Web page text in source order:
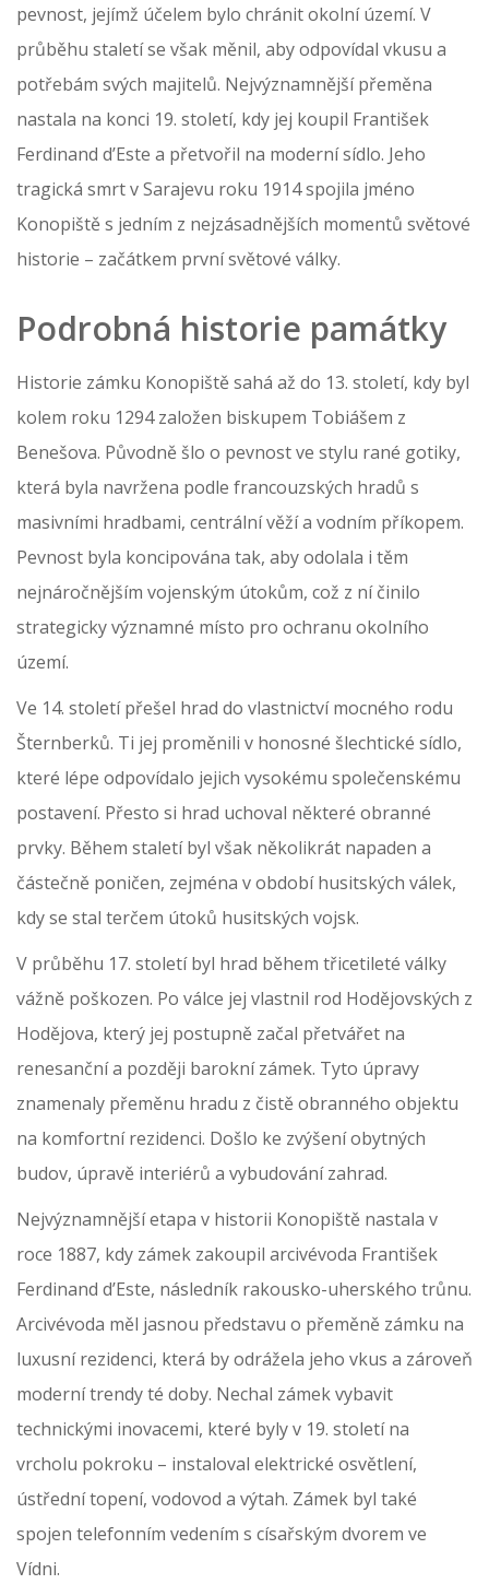
pevnost, jejímž účelem bylo chránit okolní území. V
průběhu staletí se však měnil, aby odpovídal vkusu a
potřebám svých majitelů. Nejvýznamnější přeměna
nastala na konci 19. století, kdy jej koupil František
Ferdinand d’Este a přetvořil na moderní sídlo. Jeho
tragická smrt v Sarajevu roku 1914 spojila jméno
Konopiště s jedním z nejzásadnějších momentů světové
historie – začátkem první světové války.
Podrobná historie památky
Historie zámku Konopiště sahá až do 13. století, kdy byl
kolem roku 1294 založen biskupem Tobiášem z
Benešova. Původně šlo o pevnost ve stylu rané gotiky,
která byla navržena podle francouzských hradů s
masivními hradbami, centrální věží a vodním příkopem.
Pevnost byla koncipována tak, aby odolala i těm
nejnáročnějším vojenským útokům, což z ní činilo
strategicky významné místo pro ochranu okolního
území.
Ve 14. století přešel hrad do vlastnictví mocného rodu
Šternberků. Ti jej proměnili v honosné šlechtické sídlo,
které lépe odpovídalo jejich vysokému společenskému
postavení. Přesto si hrad uchoval některé obranné
prvky. Během staletí byl však několikrát napaden a
částečně poničen, zejména v období husitských válek,
kdy se stal terčem útoků husitských vojsk.
V průběhu 17. století byl hrad během třicetileté války
vážně poškozen. Po válce jej vlastnil rod Hodějovských z
Hodějova, který jej postupně začal přetvářet na
renesanční a později barokní zámek. Tyto úpravy
znamenaly přeměnu hradu z čistě obranného objektu
na komfortní rezidenci. Došlo ke zvýšení obytných
budov, úpravě interiérů a vybudování zahrad.
Nejvýznamnější etapa v historii Konopiště nastala v
roce 1887, kdy zámek zakoupil arcivévoda František
Ferdinand d’Este, následník rakousko-uherského trůnu.
Arcivévoda měl jasnou představu o přeměně zámku na
luxusní rezidenci, která by odrážela jeho vkus a zároveň
moderní trendy té doby. Nechal zámek vybavit
technickými inovacemi, které byly v 19. století na
vrcholu pokroku – instaloval elektrické osvětlení,
ústřední topení, vodovod a výtah. Zámek byl také
spojen telefonním vedením s císařským dvorem ve
Vídni.